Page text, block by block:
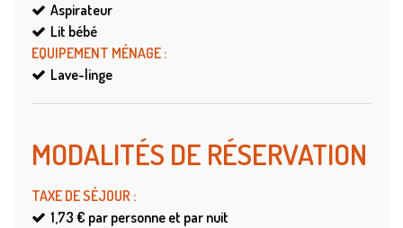
Aspirateur
Lit bébé
EQUIPEMENT MÉNAGE :
Lave-linge
MODALITÉS DE RÉSERVATION
TAXE DE SÉJOUR :
1,73 € par personne et par nuit